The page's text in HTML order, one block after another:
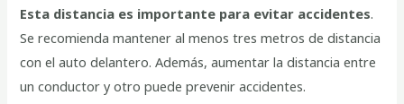
Esta distancia es importante para evitar accidentes.
Se recomienda mantener al menos tres metros de distancia
con el auto delantero. Además, aumentar la distancia entre
un conductor y otro puede prevenir accidentes.